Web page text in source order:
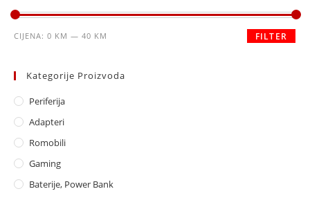
Minimalna
Maksimalna
FILTER
CIJENA: 0 KM — 40 KM
Kategorije Proizvoda
Periferija
Adapteri
Romobili
Gaming
Baterije, Power Bank